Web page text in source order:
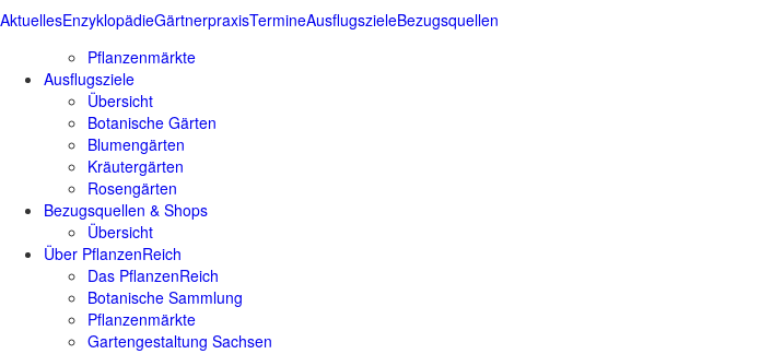
AktuellesEnzyklopädieGärtnerpraxisTermineAusflugszieleBezugsquellen
Pflanzenmärkte
Ausflugsziele
Übersicht
Botanische Gärten
Blumengärten
Kräutergärten
Rosengärten
Bezugsquellen & Shops
Übersicht
Über PflanzenReich
Das PflanzenReich
Botanische Sammlung
Pflanzenmärkte
Gartengestaltung Sachsen